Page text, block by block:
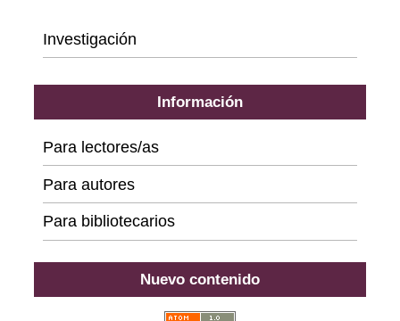
Investigación
Información
Para lectores/as
Para autores
Para bibliotecarios
Nuevo contenido